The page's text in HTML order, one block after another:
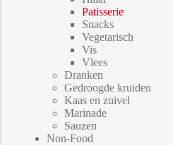
Patisserie
Snacks
Vegetarisch
Vis
Vlees
Dranken
Gedroogde kruiden
Kaas en zuivel
Marinade
Sauzen
Non-Food